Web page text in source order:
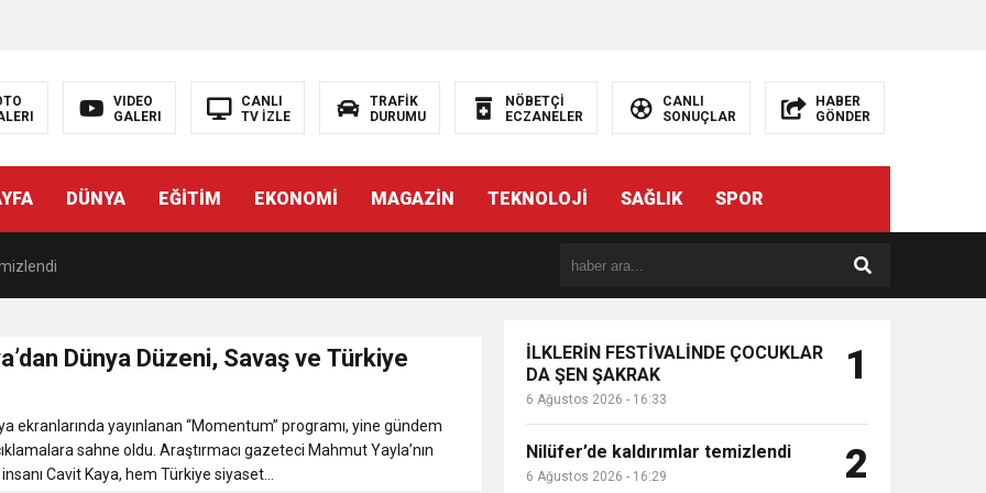
VIDEO
GALERI
CANLI
TV İZLE
TRAFİK
DURUMU
NÖBETÇİ
ECZANELER
CANLI
SONUÇLAR
HABER
GÖNDER
DÜNYA EĞİTİM EKONOMİ MAGAZİN TEKNOLOJİ SAĞLIK SPOR
FARKI
ÇOCUKLAR DA ŞEN ŞAKRAK
İZSU’dan yılın ilk yarısında tarihi altyapı seferberliği
Dünya Düzeni, Savaş ve Türkiye
ekranlarında yayınlanan “Momentum” programı, yine gündem
sahne oldu. Araştırmacı gazeteci Mahmut Yayla’nın
Cavit Kaya, hem Türkiye siyaset...
İLKLERİN FESTİVALİNDE ÇOCUKLAR
DA ŞEN ŞAKRAK
6 Ağustos 2026 - 16:33
1
Nilüfer’de kaldırımlar temizlendi
6 Ağustos 2026 - 16:29 2